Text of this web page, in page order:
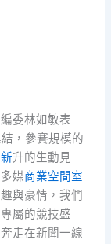
委林如敏表
，參賽規模的
升的生動見
媒商業空間室
與豪情，我們
屬的競技盛
走在新聞一線